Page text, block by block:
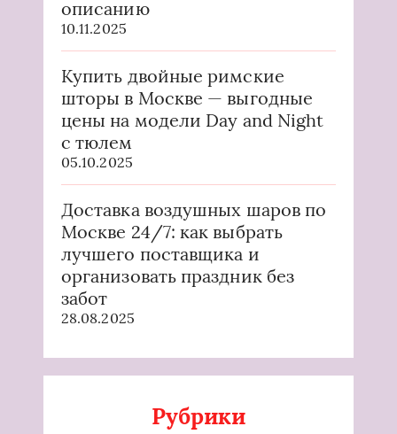
описанию
10.11.2025
Купить двойные римские
шторы в Москве — выгодные
цены на модели Day and Night
с тюлем
05.10.2025
Доставка воздушных шаров по
Москве 24/7: как выбрать
лучшего поставщика и
организовать праздник без
забот
28.08.2025
Рубрики